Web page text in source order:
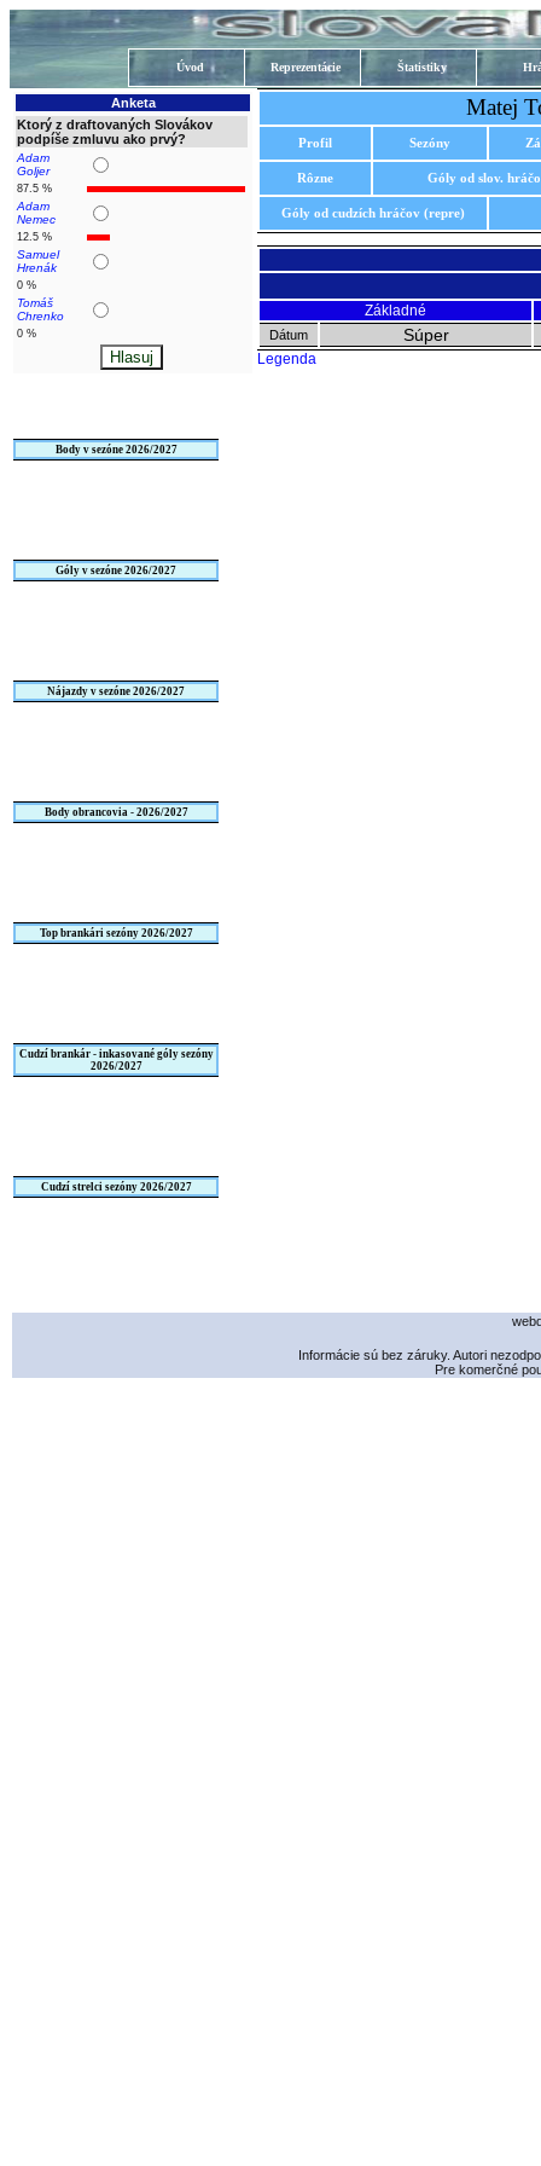
Úvod Reprezentácie Štatistiky
Anketa
Ktorý z draftovaných Slovákov
podpíše zmluvu ako prvý?
Adam
Goljer
87.5 %
Adam
Nemec
12.5 %
Samuel
Hrenák
0 %
Tomáš
Chrenko
0 %
Body v sezóne 2026/2027
Góly v sezóne 2026/2027
Nájazdy v sezóne 2026/2027
Body obrancovia - 2026/2027
Top brankári sezóny 2026/2027
Cudzí brankár - inkasované góly sezóny
2026/2027
Cudzí strelci sezóny 2026/2027
Matej
Profil Sezóny
Rôzne Góly od slov.
Góly od cudzích hráčov (repre)
Základné
Dátum Súper
Legenda
Informácie sú bez záruky. Autori
Pre komerčné